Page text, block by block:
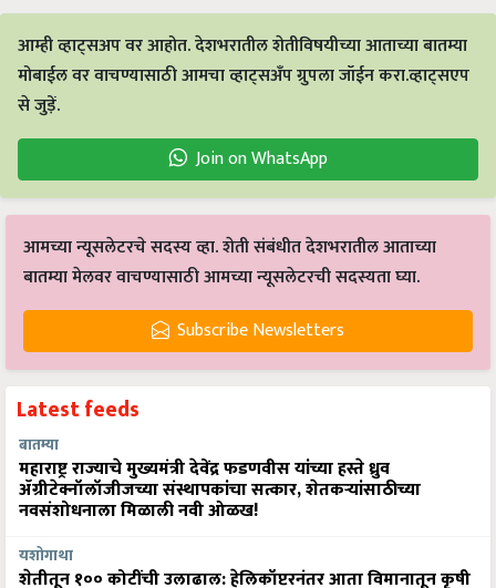
आम्ही व्हाट्सअप वर आहोत. देशभरातील शेतीविषयीच्या आताच्या बातम्या
मोबाईल वर वाचण्यासाठी आमचा व्हाट्सअँप ग्रुपला जॉईन करा.व्हाट्सएप
से जुड़ें.
Join on WhatsApp
आमच्या न्यूसलेटरचे सदस्य व्हा. शेती संबंधीत देशभरातील आताच्या
बातम्या मेलवर वाचण्यासाठी आमच्या न्यूसलेटरची सदस्यता घ्या.
Subscribe Newsletters
Latest feeds
बातम्या
महाराष्ट्र राज्याचे मुख्यमंत्री देवेंद्र फडणवीस यांच्या हस्ते ध्रुव
ॲग्रीटेक्नॉलॉजीजच्या संस्थापकांचा सत्कार, शेतकऱ्यांसाठीच्या
नवसंशोधनाला मिळाली नवी ओळख!
यशोगाथा
शेतीतून १०० कोटींची उलाढाल: हेलिकॉप्टरनंतर आता विमानातून कृषी